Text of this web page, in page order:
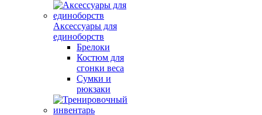
Аксессуары для
единоборств
Брелоки
Костюм для
сгонки веса
Сумки и
рюкзаки